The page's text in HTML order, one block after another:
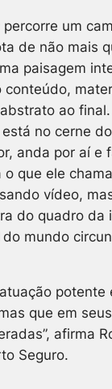
um
de não mais
paisagem
conteúdo,
ao
no cerne
anda por aí e
que ele
vídeo,
do quadro da
mundo
que em
afirma
Seguro.